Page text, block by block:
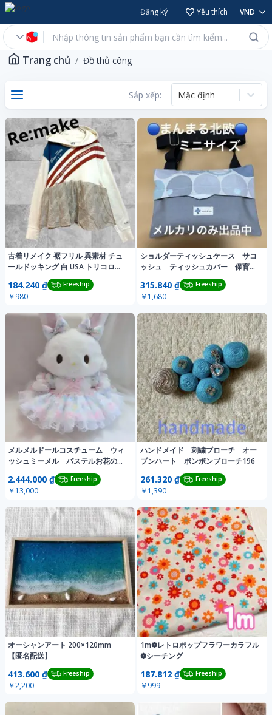
Đăng ký Yêu thích VND
Trang chủ Đồ thủ công
Sắp xếp: Mặc định
古着リメイク 裾フリル 異素材 チュ
ールドッキング 白 USA トリコロー
184.240 ₫ Freeship
￥980
ショルダーティッシュケース サコ
ッシュ ティッシュカバー 保育士
315.840 ₫ Freeship
￥1,680
メルメルドールコスチューム ウィ
ッシュミーメル パステルお花のホ
2.444.000 ₫ Freeship
￥13,000
ハンドメイド 刺繍ブローチ オー
プンハート ボンボンブローチ196
261.320 ₫ Freeship
￥1,390
オーシャンアート 200×120mm
【匿名配送】
413.600 ₫ Freeship
￥2,200
1m❁レトロポップフラワーカラフル
❁シーチング
187.812 ₫ Freeship
￥999